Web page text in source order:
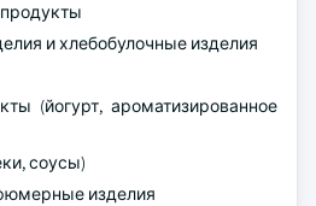
и хлебобулочные изделия
(йогурт, ароматизированное
соусы)
изделия